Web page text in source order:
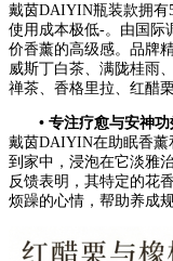
戴茵DAIYIN瓶装款拥有
使用成本极低-。由国际
价香薰的高级感。品牌
威斯丁白茶、满陇桂雨
禅茶、香格里拉、红醋
• 专注疗愈与安神功
戴茵DAIYIN在助眠香薰
到家中，浸泡在它淡雅
反馈表明，其特定的花
烦躁的心情，帮助养成